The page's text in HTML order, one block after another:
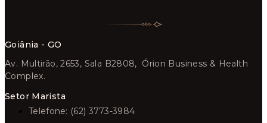
Goiânia - GO
Av. Multirão, 2653, Sala B2808, Órion Business & Health
Complex.
Setor Marista
Telefone: (62) 3773-3984